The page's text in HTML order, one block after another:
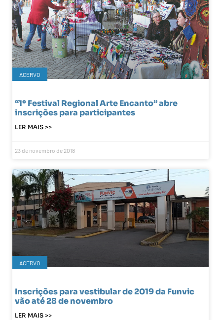
ACERVO
“1º Festival Regional Arte Encanto” abre
inscrições para participantes
LER MAIS >>
23 de novembro de 2018
ACERVO
Inscrições para vestibular de 2019 da Funvic
vão até 28 de novembro
LER MAIS >>